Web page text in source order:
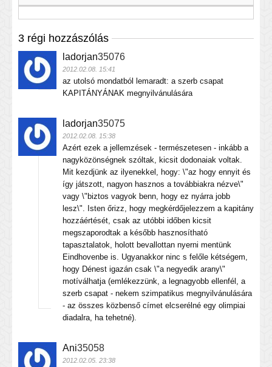
3 régi hozzászólás
ladorjan35076
2012.02.08. 15:41
az utolsó mondatból lemaradt: a szerb csapat
KAPITÁNYÁNAK megnyilvánulására
ladorjan35075
2012.02.08. 15:38
Azért ezek a jellemzések - természetesen - inkább a
nagyközönségnek szóltak, kicsit dodonaiak voltak.
Mit kezdjünk az ilyenekkel, hogy: \"az hogy ennyit és
így játszott, nagyon hasznos a továbbiakra nézve\"
vagy \"biztos vagyok benn, hogy ez nyárra jobb
lesz\". Isten őrizz, hogy megkérdőjelezzem a kapitány
hozzáértését, csak az utóbbi időben kicsit
megszaporodtak a később hasznosítható
tapasztalatok, holott bevallottan nyerni mentünk
Eindhovenbe is. Ugyanakkor ninc s felőle kétségem,
hogy Dénest igazán csak \"a negyedik arany\"
motíválhatja (emlékezzünk, a legnagyobb ellenfél, a
szerb csapat - nekem szimpatikus megnyilvánulására
- az összes közbenső címet elcserélné egy olimpiai
diadalra, ha tehetné).
Ani35058
2012.02.05. 23:38